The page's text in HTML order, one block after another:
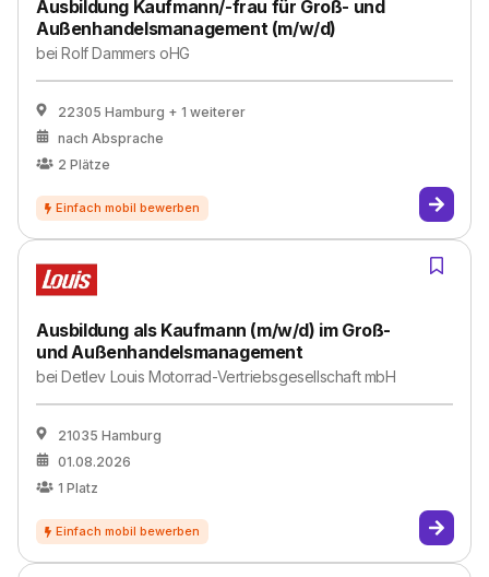
Ausbildung Kaufmann/-frau für Groß- und
Außenhandelsmanagement (m/w/d)
beiRolf Dammers oHG
22305 Hamburg + 1 weiterer
nach Absprache
2 Plätze
Ausbildung als Kaufmann (m/w/d) im Groß-
und Außenhandelsmanagement
beiDetlev Louis Motorrad-Vertriebsgesellschaft mbH
21035 Hamburg
01.08.2026
1 Platz